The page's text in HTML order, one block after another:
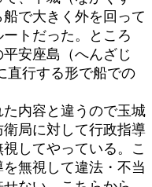
で大きく外を回って
トだった。ところ
安座島（へんざじ
直行する形で船での
内容と違うので玉城
局に対して行政指導
してやっている。こ
無視して違法・不当